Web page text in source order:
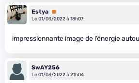
Estya Premium
Le 01/03/2022 à 18h07
impressionnante image de l’énergie
SwAY256
Le 01/03/2022 à 21h04